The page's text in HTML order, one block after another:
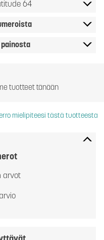
64
painosta
tuotteet tänään
mielipiteesi tästä tuotteesta
arvot